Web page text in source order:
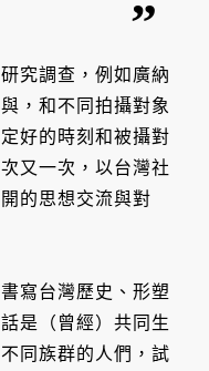
究調查，例如廣納
，和不同拍攝對象
好的時刻和被攝對
又一次，以台灣社
的思想交流與對
寫台灣歷史、形塑
是（曾經）共同生
同族群的人們，試